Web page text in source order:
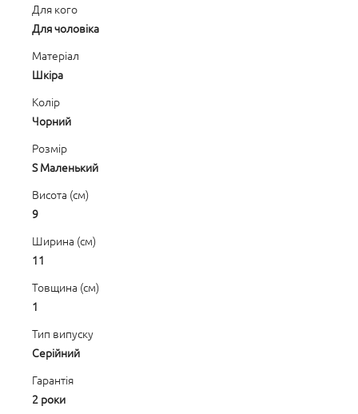
Для кого
Для чоловіка
Матеріал
Шкіра
Колір
Чорний
Розмір
S Маленький
Висота (см)
9
Ширина (см)
11
Товщина (см)
1
Тип випуску
Серійний
Гарантія
2 роки